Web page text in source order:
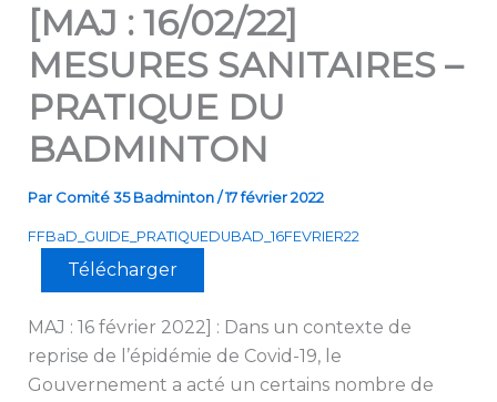
[MAJ : 16/02/22]
MESURES SANITAIRES –
PRATIQUE DU
BADMINTON
Par Comité 35 Badminton/17 février 2022
FFBaD_GUIDE_PRATIQUEDUBAD_16FEVRIER22
Télécharger
MAJ : 16 février 2022] : Dans un contexte de
reprise de l’épidémie de Covid-19, le
Gouvernement a acté un certains nombre de